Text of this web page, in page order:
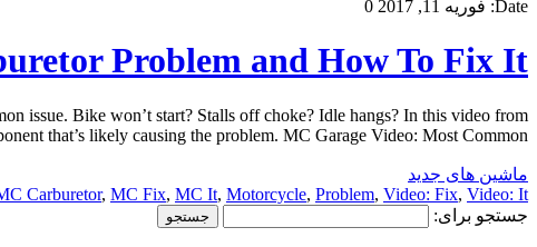
Date: فوریه 11, 2017 0
Problem and How To Fix It
issue. Bike won’t start? Stalls off choke? Idle hangs? In this video from
that’s likely causing the problem. MC Garage Video: Most Common […]
ماشین های جدید
Carburetor, MC Fix, MC It, Motorcycle, Problem, Video: Fix, Video: It
جستجو برای: